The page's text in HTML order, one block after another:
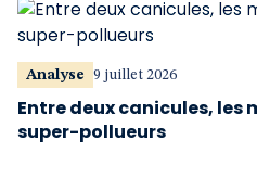
Analyse 9 juillet 2026
Entre deux canicules, les
super-pollueurs